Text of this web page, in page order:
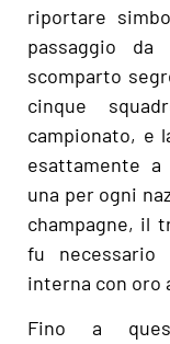
riportare
passaggio
scomparto
cinque
campionato, e
esattamente
una per ogni
champagne, il
fu necessario
interna con oro
Fino a